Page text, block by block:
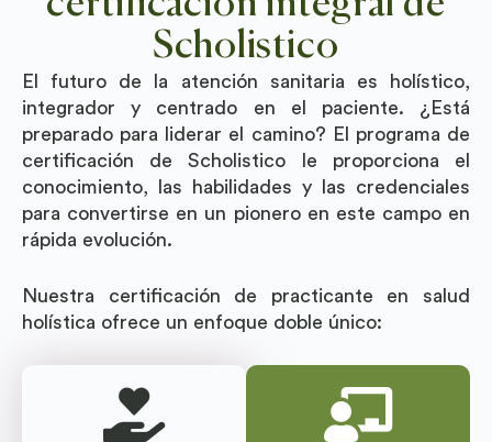
Scholistico
El futuro de la atención sanitaria es holístico,
integrador y centrado en el paciente. ¿Está
preparado para liderar el camino? El programa de
certificación de Scholistico le proporciona el
conocimiento, las habilidades y las credenciales
para convertirse en un pionero en este campo en
rápida evolución.
Nuestra certificación de practicante en salud
holística ofrece un enfoque doble único: